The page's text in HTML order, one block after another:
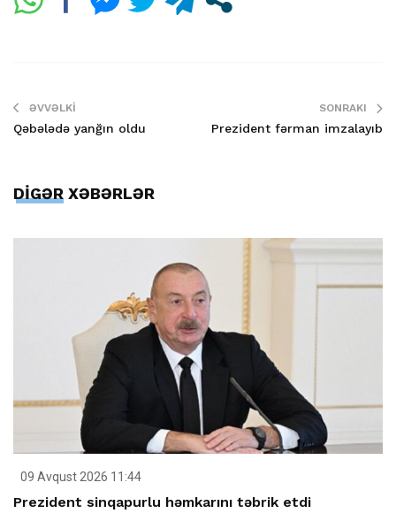
ƏVVƏLKI
Qəbələdə yanğın oldu
SONRAKI
Prezident fərman imzalayıb
DİGƏR XƏBƏRLƏR
09 Avqust 2026 11:44
Prezident sinqapurlu həmkarını təbrik etdi